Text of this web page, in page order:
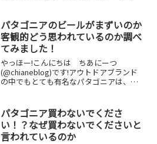
日本でも有名なパタゴニアですが、環境
保護活動にとて...
パタゴニアのビールがまずいのか
客観的どう思われているのか調べ
てみました！
やっほー!こんにちは ちあにーつ
(@chianeblog)です!アウトドアブランド
の中でもとても有名なパタゴニアは、高
ウトドア製品だけでなく、ビールも提供
しているのです...
パタゴニア買わないでくださ
い！？なぜ買わないでくださいと
言われているのか